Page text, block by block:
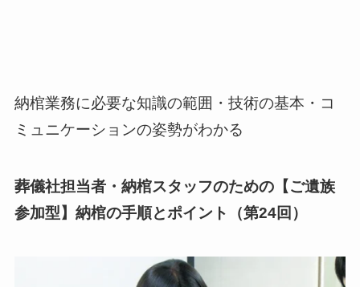
納棺業務に必要な知識の範囲・技術の基本・コ
ミュニケーションの姿勢がわかる
葬儀社担当者・納棺スタッフのための【ご遺族
参加型】納棺の手順とポイント（第24回）